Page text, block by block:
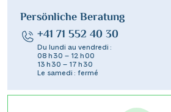
Persönliche Beratung
+41 71 552 40 30
Du lundi au vendredi :
08 h 30 – 12 h 00
13 h 30 – 17 h 30
Le samedi : fermé